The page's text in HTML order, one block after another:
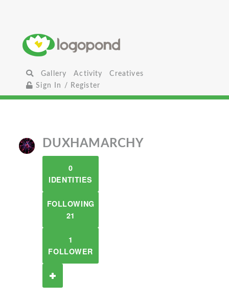
Gallery Activity
Creatives
Sign In / Register
DUXHAMARCHY
0
IDENTITIES
FOLLOWING
21
1
FOLLOWER